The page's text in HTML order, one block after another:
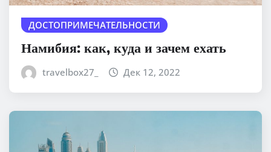
ДОСТОПРИМЕЧАТЕЛЬНОСТИ
Намибия: как, куда и зачем ехать
travelbox27_ Дек 12, 2022